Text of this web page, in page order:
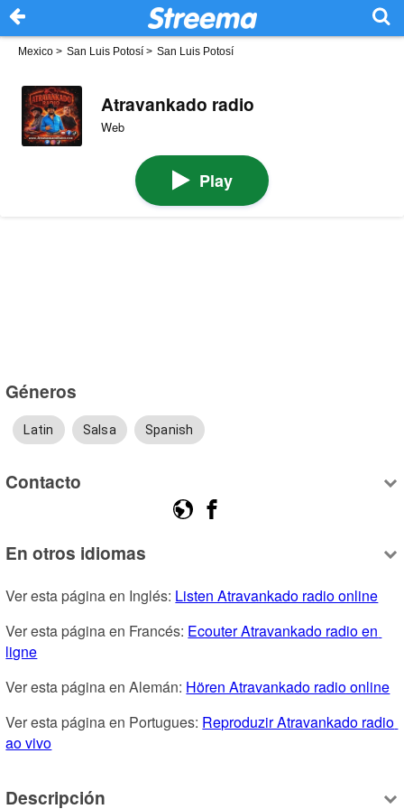
Mexico > San Luis Potosí > San Luis Potosí
Atravankado radio
Web
Play
Géneros
Latin Salsa Spanish
Contacto
En otros idiomas
Ver esta página en Inglés: Listen Atravankado radio online
Ver esta página en Francés: Ecouter Atravankado radio en
ligne
Ver esta página en Alemán: Hören Atravankado radio online
Ver esta página en Portugues: Reproduzir Atravankado radio
ao vivo
Descripción